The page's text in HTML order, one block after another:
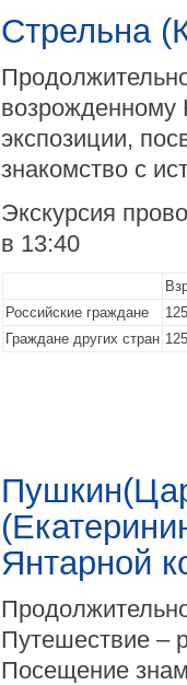
Стрельна
возрожденному
экспозиции,
знакомство с
Экскурсия
в 13:40
Российские граждане
Граждане других стран
Янтарной
Путешествие –
Посещение